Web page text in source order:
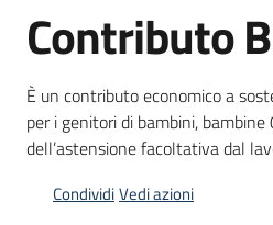
Centri
per
famiglie
Informazioni
locali
Contributo
È un contributo economico a
per i genitori di bambini,
dell’astensione facoltativa dal
CondividiVedi azioni